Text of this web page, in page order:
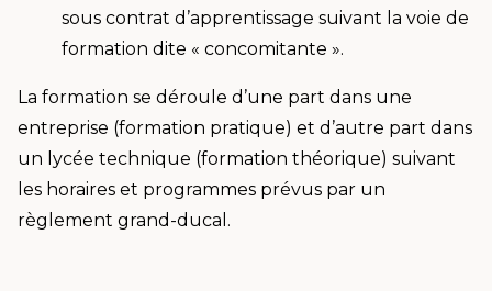
sous contrat d’apprentissage suivant la voie de
formation dite « concomitante ».
La formation se déroule d’une part dans une
entreprise (formation pratique) et d’autre part dans
un lycée technique (formation théorique) suivant
les horaires et programmes prévus par un
règlement grand-ducal.